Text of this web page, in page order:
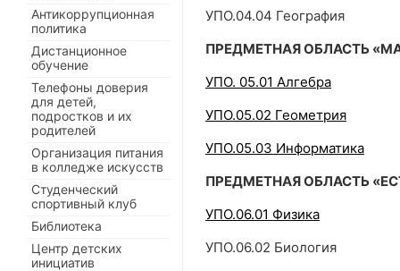
УПО.04.04 География
ПРЕДМЕТНАЯ ОБЛАСТЬ
УПО. 05.01 Алгебра
УПО.05.02 Геометрия
УПО.05.03 Информатика
ПРЕДМЕТНАЯ ОБЛАСТЬ
УПО.06.01 Физика
УПО.06.02 Биология
Антикоррупционная
политика
Дистанционное
обучение
Телефоны доверия
для детей,
подростков и их
родителей
Организация питания
в колледже искусств
Студенческий
спортивный клуб
Библиотека
Центр детских
инициатив